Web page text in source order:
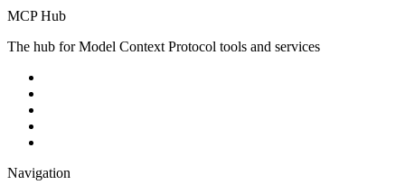
MCP Hub
The hub for Model Context Protocol tools and services
Navigation